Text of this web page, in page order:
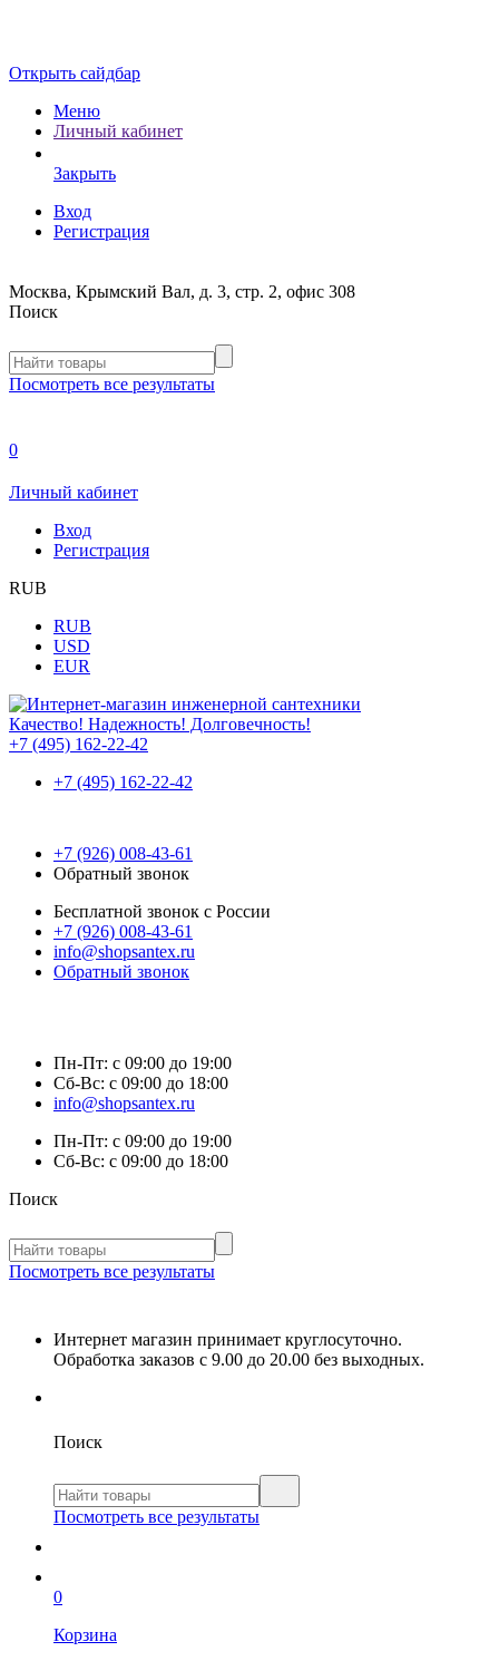
Открыть сайдбар
Меню
Личный кабинет
Закрыть
Вход
Регистрация
Москва, Крымский Вал, д. 3, стр. 2, офис 308
Поиск
Посмотреть все результаты
0
Личный кабинет
Вход
Регистрация
RUB
RUB
USD
EUR
Качество! Надежность! Долговечность!
+7 (495) 162-22-42
+7 (495) 162-22-42
+7 (926) 008-43-61
Обратный звонок
Бесплатной звонок с России
+7 (926) 008-43-61
info@shopsantex.ru
Обратный звонок
Пн-Пт: с 09:00 до 19:00
Сб-Вс: с 09:00 до 18:00
info@shopsantex.ru
Пн-Пт: с 09:00 до 19:00
Сб-Вс: с 09:00 до 18:00
Поиск
Посмотреть все результаты
Интернет магазин принимает круглосуточно.
Обработка заказов с 9.00 до 20.00 без выходных.
Поиск
Посмотреть все результаты
0
Корзина